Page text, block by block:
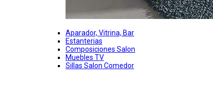
Aparador, Vitrina, Bar
Estanterias
Composiciones Salon
Muebles TV
Sillas Salon Comedor